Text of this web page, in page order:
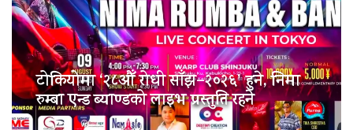
टोकियोमा ‘२८औँ रोधी साँझ–२०२६’ हुने, निमा
रुम्बा एन्ड ब्याण्डको लाइभ प्रस्तुति रहने